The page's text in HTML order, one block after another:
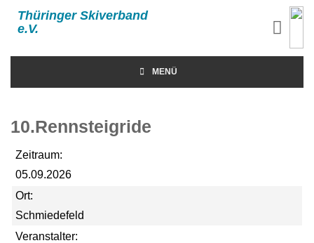
Thüringer Skiverband
e.V.
MENÜ
10.Rennsteigride
Zeitraum:
05.09.2026
Ort:
Schmiedefeld
Veranstalter: